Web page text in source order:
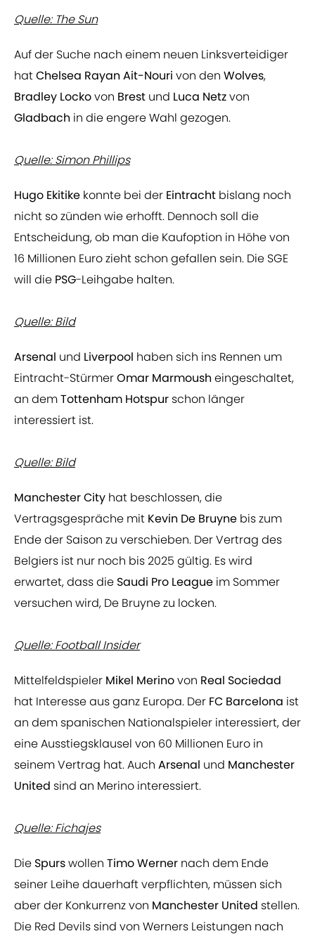
Quelle: The Sun
Auf der Suche nach einem neuen Linksverteidiger
hatChelsea Rayan Ait-Nouri von den Wolves,
Bradley Lockovon Brest und Luca Netzvon
Gladbach in die engere Wahl gezogen.
Quelle: Simon Phillips
Hugo Ekitike konnte bei der Eintracht bislang noch
nicht so zünden wie erhofft. Dennoch soll die
Entscheidung, ob man die Kaufoption in Höhe von
16 Millionen Euro zieht schon gefallen sein. Die SGE
will die PSG-Leihgabe halten.
Quelle: Bild
Arsenal und Liverpool haben sich ins Rennen um
Eintracht-StürmerOmar Marmoush eingeschaltet,
an demTottenham Hotspur schon länger
interessiert ist.
Quelle: Bild
Manchester City hat beschlossen, die
Vertragsgespräche mit Kevin De Bruyne bis zum
Ende der Saison zu verschieben. Der Vertrag des
Belgiers ist nur noch bis 2025 gültig. Es wird
erwartet, dass die Saudi Pro League im Sommer
versuchen wird, De Bruyne zu locken.
Quelle: Football Insider
Mittelfeldspieler Mikel Merinovon Real Sociedad
hat Interesse aus ganz Europa. Der FC Barcelona ist
an dem spanischen Nationalspieler interessiert, der
eine Ausstiegsklausel von 60 Millionen Euro in
seinem Vertrag hat. Auch Arsenal und Manchester
United sind an Merino interessiert.
Quelle: Fichajes
Die Spurswollen Timo Werner nach dem Ende
seiner Leihe dauerhaft verpflichten, müssen sich
aber der Konkurrenz von Manchester United stellen.
Die Red Devils sind von Werners Leistungen nach